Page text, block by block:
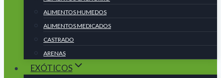
ALIMENTOS HUMEDOS
ALIMENTOS MEDICADOS
CASTRADO
ARENAS
EXÓTICOS